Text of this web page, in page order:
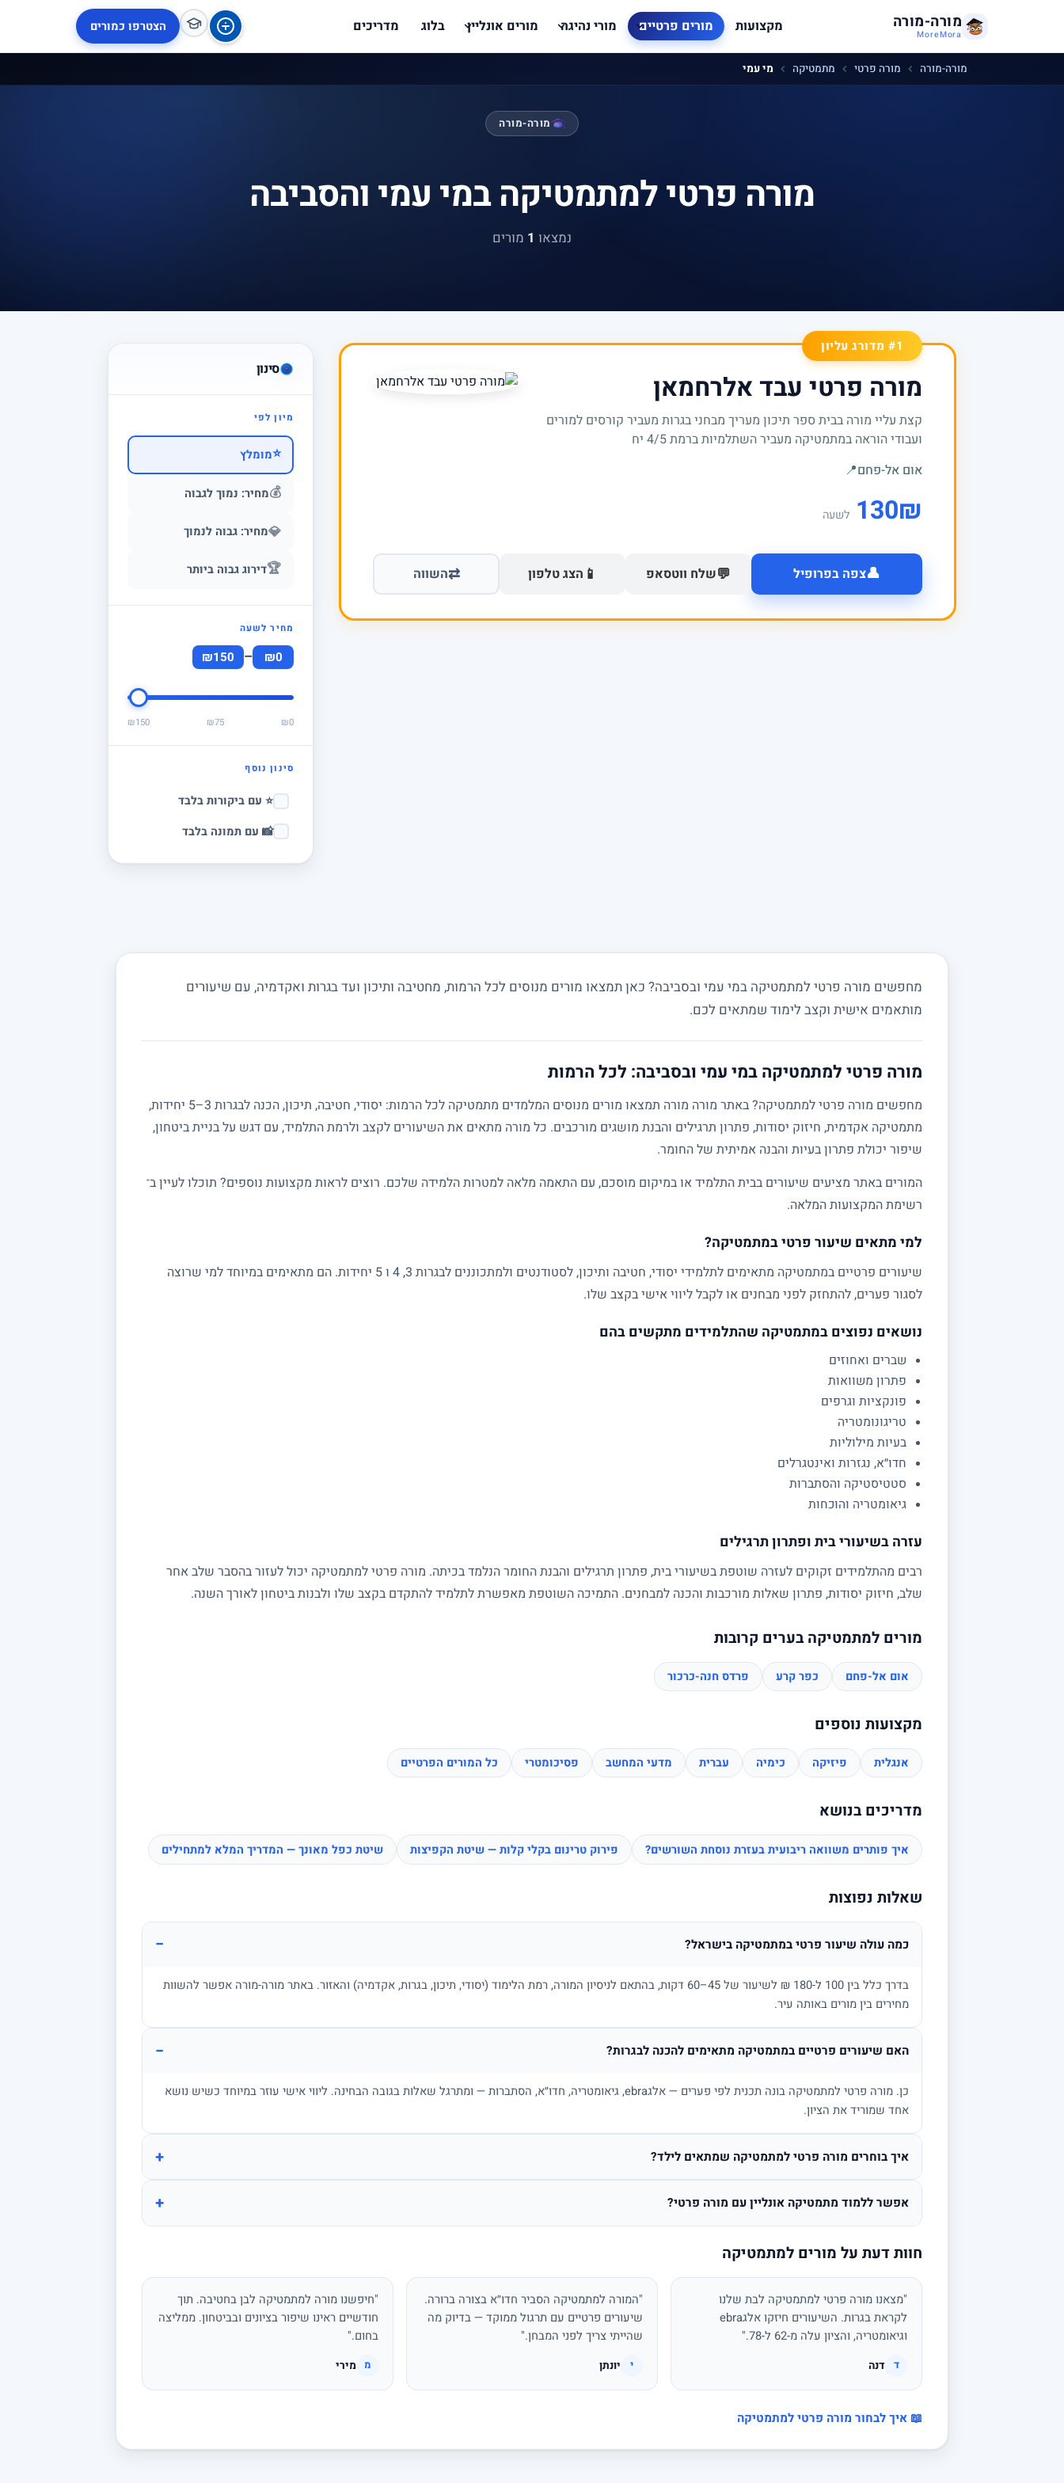
מורה-מורה
MoreMora מקצועות מורים פרטיים מורי נהיגה מורים אונליין בלוג מדריכים הצטרפו כמורים
מורה-מורה מורה פרטי מתמטיקה מי עמי
מורה-מורה
מורה פרטי למתמטיקה במי עמי והסביבה
נמצאו 1 מורים
סינון
מיון לפי
⭐מומלץ
💰מחיר: נמוך לגבוה
💎מחיר: גבוה לנמוך
🏆דירוג גבוה ביותר
מחיר לשעה
₪0
–
₪150
₪0
₪75
₪150
סינון נוסף
⭐ עם ביקורות בלבד
📸 עם תמונה בלבד
#1 מדורג עליון
מורה פרטי עבד אלרחמאן
קצת עליי מורה בבית ספר תיכון מעריך מבחני בגרות מעביר קורסים למורים
ועבודי הוראה במתמטיקה מעביר השתלמיות ברמת 4/5 יח
אום אל-פחם📍
₪
130 לשעה
👤צפה בפרופיל 💬שלח ווטסאפ 📱 הצג טלפון ⇄השווה
מחפשים מורה פרטי למתמטיקה במי עמי ובסביבה? כאן תמצאו מורים מנוסים לכל הרמות, מחטיבה ותיכון ועד בגרות ואקדמיה, עם שיעורים
מותאמים אישית וקצב לימוד שמתאים לכם.
מורה פרטי למתמטיקה במי עמי ובסביבה: לכל הרמות
מחפשים מורה פרטי למתמטיקה? באתר מורה מורה תמצאו מורים מנוסים המלמדים מתמטיקה לכל הרמות: יסודי, חטיבה, תיכון, הכנה לבגרות 3–5 יחידות,
מתמטיקה אקדמית, חיזוק יסודות, פתרון תרגילים והבנת מושגים מורכבים. כל מורה מתאים את השיעורים לקצב ולרמת התלמיד, עם דגש על בניית ביטחון,
שיפור יכולת פתרון בעיות והבנה אמיתית של החומר.
המורים באתר מציעים שיעורים בבית התלמיד או במיקום מוסכם, עם התאמה מלאה למטרות הלמידה שלכם. רוצים לראות מקצועות נוספים? תוכלו לעיין ב־
רשימת המקצועות המלאה.
למי מתאים שיעור פרטי במתמטיקה?
שיעורים פרטיים במתמטיקה מתאימים לתלמידי יסודי, חטיבה ותיכון, לסטודנטים ולמתכוננים לבגרות 3, 4 ו 5 יחידות. הם מתאימים במיוחד למי שרוצה
לסגור פערים, להתחזק לפני מבחנים או לקבל ליווי אישי בקצב שלו.
נושאים נפוצים במתמטיקה שהתלמידים מתקשים בהם
שברים ואחוזים
פתרון משוואות
פונקציות וגרפים
טריגונומטריה
בעיות מילוליות
חדו״א, נגזרות ואינטגרלים
סטטיסטיקה והסתברות
גיאומטריה והוכחות
עזרה בשיעורי בית ופתרון תרגילים
רבים מהתלמידים זקוקים לעזרה שוטפת בשיעורי בית, פתרון תרגילים והבנת החומר הנלמד בכיתה. מורה פרטי למתמטיקה יכול לעזור בהסבר שלב אחר
שלב, חיזוק יסודות, פתרון שאלות מורכבות והכנה למבחנים. התמיכה השוטפת מאפשרת לתלמיד להתקדם בקצב שלו ולבנות ביטחון לאורך השנה.
מורים למתמטיקה בערים קרובות
אום אל-פחם כפר קרע פרדס חנה-כרכור
מקצועות נוספים
אנגלית פיזיקה כימיה עברית מדעי המחשב פסיכומטרי כל המורים הפרטיים
מדריכים בנושא
איך פותרים משוואה ריבועית בעזרת נוסחת השורשים? פירוק טרינום בקלי קלות — שיטת הקפיצות שיטת כפל מאונך — המדריך המלא למתחילים
שאלות נפוצות
כמה עולה שיעור פרטי במתמטיקה בישראל? −
בדרך כלל בין 100 ל-180 ₪ לשיעור של 45–60 דקות, בהתאם לניסיון המורה, רמת הלימוד (יסודי, תיכון, בגרות, אקדמיה) והאזור. באתר מורה-מורה אפשר להשוות
מחירים בין מורים באותה עיר.
האם שיעורים פרטיים במתמטיקה מתאימים להכנה לבגרות? −
כן. מורה פרטי למתמטיקה בונה תכנית לפי פערים — אלגebra, גיאומטריה, חדו״א, הסתברות — ומתרגל שאלות בגובה הבחינה. ליווי אישי עוזר במיוחד כשיש נושא
אחד שמוריד את הציון.
איך בוחרים מורה פרטי למתמטיקה שמתאים לילד? +
אפשר ללמוד מתמטיקה אונליין עם מורה פרטי? +
חוות דעת על מורים למתמטיקה
"מצאנו מורה פרטי למתמטיקה לבת שלנו
לקראת בגרות. השיעורים חיזקו אלגebra
וגיאומטריה, והציון עלה מ-62 ל-78."
ד דנה
"המורה למתמטיקה הסביר חדו״א בצורה ברורה.
שיעורים פרטיים עם תרגול ממוקד — בדיוק מה
שהייתי צריך לפני המבחן."
י יונתן
"חיפשנו מורה למתמטיקה לבן בחטיבה. תוך
חודשיים ראינו שיפור בציונים ובביטחון. ממליצה
בחום."
מ מירי
📖 איך לבחור מורה פרטי למתמטיקה